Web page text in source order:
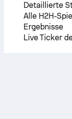
Detaillierte
Alle H2H-
Ergebnisse
Live Ticker